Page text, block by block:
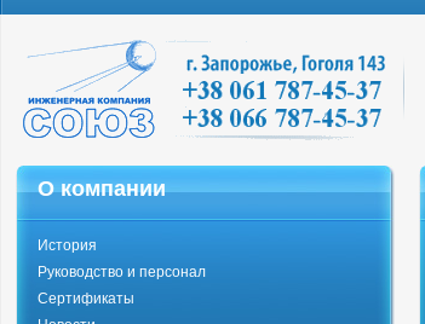
О компании
История
Руководство и персонал
Сертификаты